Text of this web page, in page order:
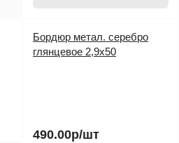
Бордюр метал. серебро
глянцевое 2,9х50
490.00р/шт